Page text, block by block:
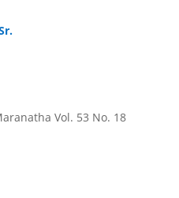
Vol. 53 No. 18